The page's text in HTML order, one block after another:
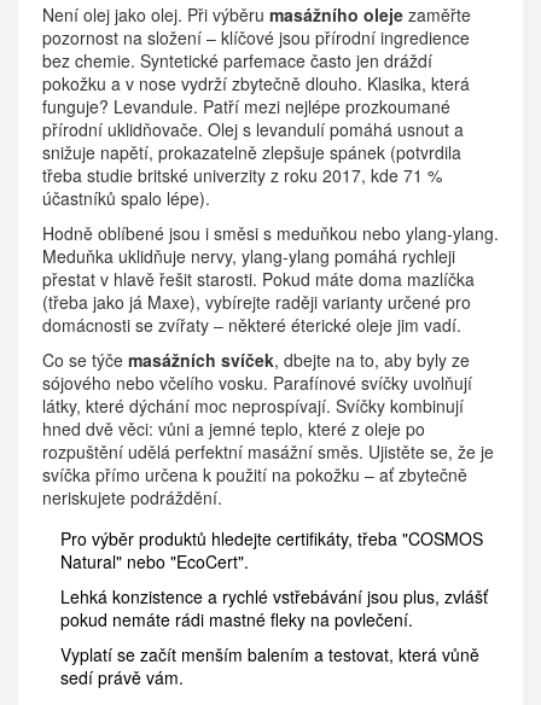
Není olej jako olej. Při výběru masážního oleje zaměřte
pozornost na složení – klíčové jsou přírodní ingredience
bez chemie. Syntetické parfemace často jen dráždí
pokožku a v nose vydrží zbytečně dlouho. Klasika, která
funguje? Levandule. Patří mezi nejlépe prozkoumané
přírodní uklidňovače. Olej s levandulí pomáhá usnout a
snižuje napětí, prokazatelně zlepšuje spánek (potvrdila
třeba studie britské univerzity z roku 2017, kde 71 %
účastníků spalo lépe).
Hodně oblíbené jsou i směsi s meduňkou nebo ylang-ylang.
Meduňka uklidňuje nervy, ylang-ylang pomáhá rychleji
přestat v hlavě řešit starosti. Pokud máte doma mazlíčka
(třeba jako já Maxe), vybírejte raději varianty určené pro
domácnosti se zvířaty – některé éterické oleje jim vadí.
Co se týče masážních svíček, dbejte na to, aby byly ze
sójového nebo včelího vosku. Parafínové svíčky uvolňují
látky, které dýchání moc neprospívají. Svíčky kombinují
hned dvě věci: vůni a jemné teplo, které z oleje po
rozpuštění udělá perfektní masážní směs. Ujistěte se, že je
svíčka přímo určena k použití na pokožku – ať zbytečně
neriskujete podráždění.
Pro výběr produktů hledejte certifikáty, třeba "COSMOS
Natural" nebo "EcoCert".
Lehká konzistence a rychlé vstřebávání jsou plus, zvlášť
pokud nemáte rádi mastné fleky na povlečení.
Vyplatí se začít menším balením a testovat, která vůně
sedí právě vám.